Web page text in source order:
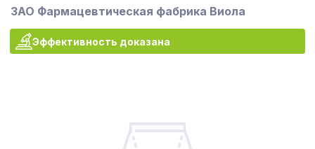
ЗАО Фармацевтическая фабрика Виола
Эффективность доказана